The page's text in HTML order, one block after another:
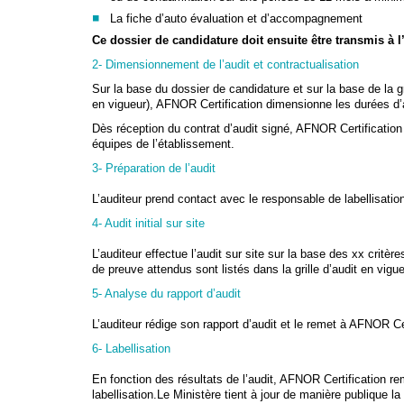
La fiche d’auto évaluation et d’accompagnement
Ce dossier de candidature doit ensuite être transmis à
2- Dimensionnement de l’audit et contractualisation
Sur la base du dossier de candidature et sur la base de
en vigueur), AFNOR Certification dimensionne les durées
Dès réception du contrat d’audit signé, AFNOR
équipes de l’établissement.
3- Préparation de l’audit
L’auditeur prend contact avec le responsable de
4- Audit initial sur site
L’auditeur effectue l’audit sur site sur la base des xx
de preuve attendus sont listés dans la grille d’audit en
5- Analyse du rapport d’audit
L’auditeur rédige son rapport d’audit et le remet à AFNOR
6- Labellisation
En fonction des résultats de l’audit, AFNOR Certification
labellisation.Le Ministère tient à jour de manière publique